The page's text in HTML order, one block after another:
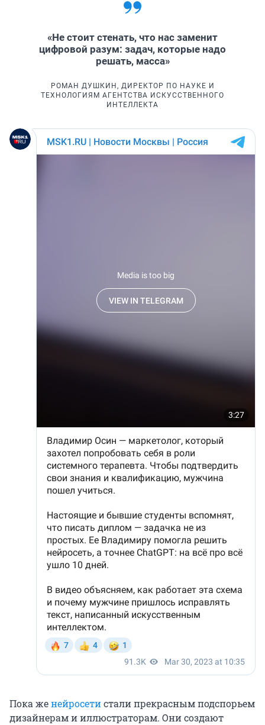
«Не стоит стенать, что нас заменит
цифровой разум: задач, которые надо
решать, масса»
РОМАН ДУШКИН, ДИРЕКТОР ПО НАУКЕ И
ТЕХНОЛОГИЯМ АГЕНТСТВА ИСКУССТВЕННОГО
ИНТЕЛЛЕКТА
Пока женейросетистали прекрасным подспорьем
дизайнерам и иллюстраторам. Они создают